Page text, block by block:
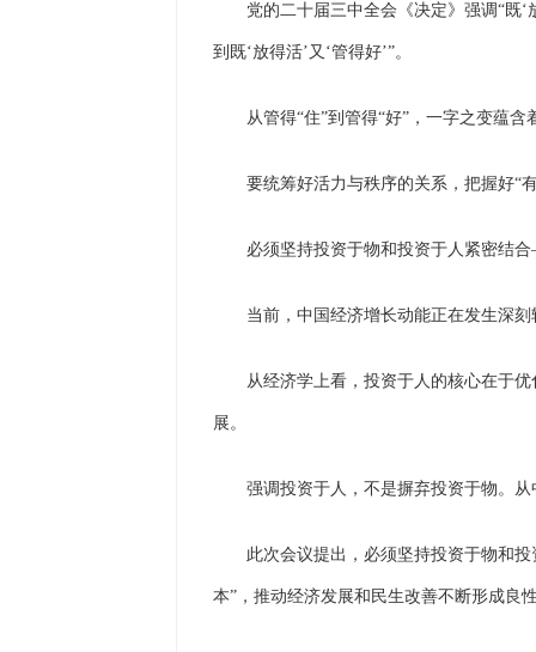
党的二十届三中全会《决定》强调“既‘
到既‘放得活’又‘管得好’”。
从管得“住”到管得“好”，一字之变蕴含
要统筹好活力与秩序的关系，把握好“
必须坚持投资于物和投资于人紧密结合
当前，中国经济增长动能正在发生深
从经济学上看，投资于人的核心在于
展。
强调投资于人，不是摒弃投资于物。
此次会议提出，必须坚持投资于物和
本”，推动经济发展和民生改善不断形成良